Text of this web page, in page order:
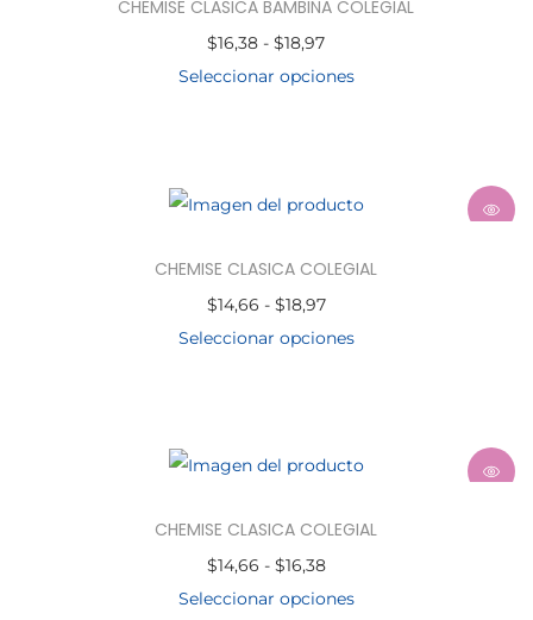
CHEMISE CLASICA BAMBINA COLEGIAL
$16,38 - $18,97
Seleccionar opciones
CHEMISE CLASICA COLEGIAL
$14,66 - $18,97
Seleccionar opciones
CHEMISE CLASICA COLEGIAL
$14,66 - $16,38
Seleccionar opciones